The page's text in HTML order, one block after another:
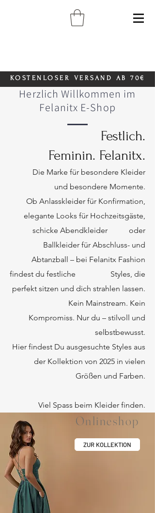
KOSTENLOSER VERSAND AB 70€
Herzlich Willkommen im
Felanitx E-Shop
Festlich.
Feminin. Felanitx.
Die Marke für besondere Kleider
und besondere Momente.
Ob Anlasskleider für Konfirmation,
elegante Looks für Hochzeitsgäste,
schicke Abendkleider oder
Ballkleider für Abschluss- und
Abtanzball – bei Felanitx Fashion
findest du festliche Styles, die
perfekt sitzen und dich strahlen lassen.
Kein Mainstream. Kein
Kompromiss. Nur du – stilvoll und
selbstbewusst.
Hier findest Du ausgesuchte Styles aus
der Kollektion von 2025 in vielen
Größen und Farben.
Viel Spass beim Kleider finden.
Onlineshop
ZUR KOLLEKTION